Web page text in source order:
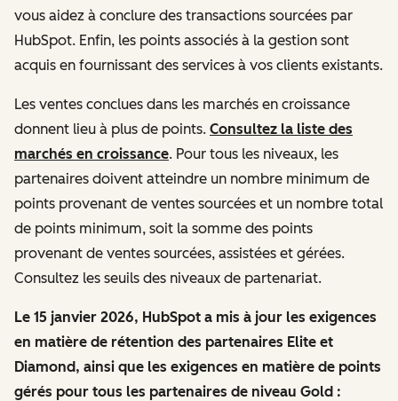
vous aidez à conclure des transactions sourcées par
HubSpot. Enfin, les points associés à la gestion sont
acquis en fournissant des services à vos clients existants.
Les ventes conclues dans les marchés en croissance
donnent lieu à plus de points. Consultez la liste des
marchés en croissance. Pour tous les niveaux, les
partenaires doivent atteindre un nombre minimum de
points provenant de ventes sourcées et un nombre total
de points minimum, soit la somme des points
provenant de ventes sourcées, assistées et gérées.
Consultez les seuils des niveaux de partenariat.
Le 15 janvier 2026, HubSpot a mis à jour les exigences
en matière de rétention des partenaires Elite et
Diamond, ainsi que les exigences en matière de points
gérés pour tous les partenaires de niveau Gold :